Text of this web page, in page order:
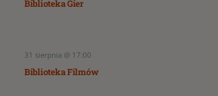
Biblioteka Gier
31 sierpnia @ 17:00
Biblioteka Filmów